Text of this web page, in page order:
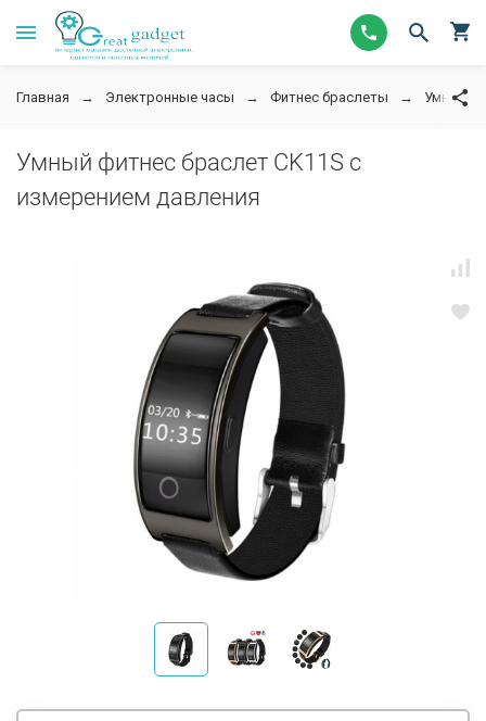
Главная Электронные часы Фитнес браслеты Умный
Умный фитнес браслет CK11S с
измерением давления